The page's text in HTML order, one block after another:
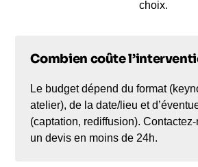
choix.
Combien coûte
Le budget dépend du format
atelier), de la date/lieu et
(captation, rediffusion).
un devis en moins de 24h.